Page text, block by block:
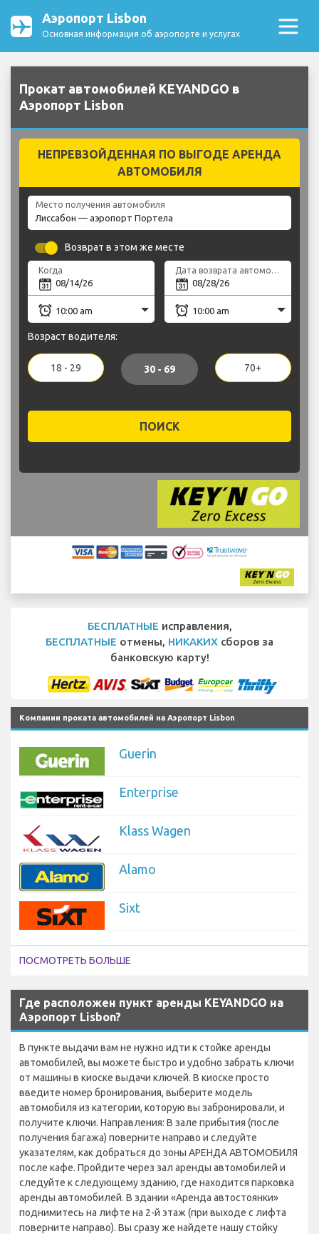
Аэропорт Lisbon
Основная информация об аэропорте и услугах
Прокат автомобилей KEYANDGO в
Аэропорт Lisbon
НЕПРЕВЗОЙДЕННАЯ ПО ВЫГОДЕ АРЕНДА
АВТОМОБИЛЯ
Место получения автомобиля
Возврат в этом же месте
Когда Дата возврата автомобиля
Возраст водителя:
18 - 29 30 - 69 70+
ПОИСК
БЕСПЛАТНЫЕ исправления,
БЕСПЛАТНЫЕ отмены, НИКАКИХ сборов за
банковскую карту!
Компании проката автомобилей на Аэропорт Lisbon
Guerin
Enterprise
Klass Wagen
Alamo
Sixt
ПОСМОТРЕТЬ БОЛЬШЕ
Где расположен пункт аренды KEYANDGO на
Аэропорт Lisbon?
В пункте выдачи вам не нужно идти к стойке аренды
автомобилей, вы можете быстро и удобно забрать ключи
от машины в киоске выдачи ключей. В киоске просто
введите номер бронирования, выберите модель
автомобиля из категории, которую вы забронировали, и
получите ключи. Направления: В зале прибытия (после
получения багажа) поверните направо и следуйте
указателям, как добраться до зоны АРЕНДА АВТОМОБИЛЯ
после кафе. Пройдите через зал аренды автомобилей и
следуйте к следующему зданию, где находится парковка
аренды автомобилей. В здании «Аренда автостоянки»
поднимитесь на лифте на 2-й этаж (при выходе с лифта
поверните направо). Вы сразу же найдете нашу стойку